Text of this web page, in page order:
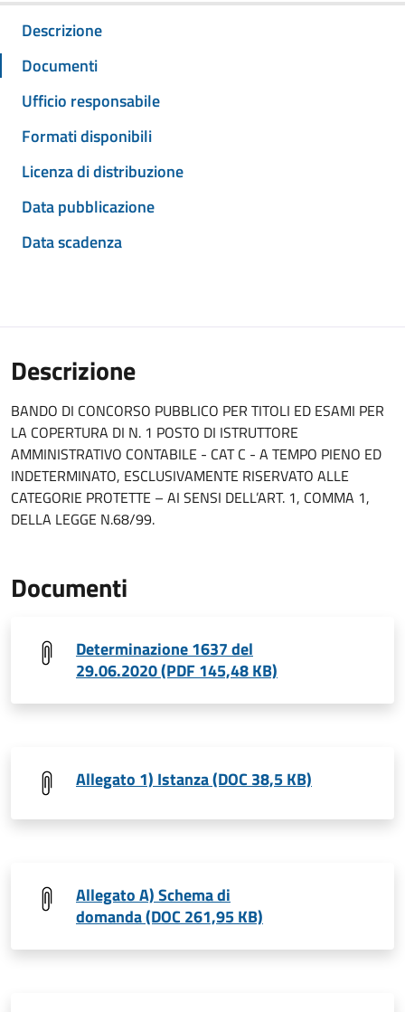
Descrizione
Documenti
Ufficio responsabile
Formati disponibili
Licenza di distribuzione
Data pubblicazione
Data scadenza
Descrizione
BANDO DI CONCORSO PUBBLICO PER TITOLI ED ESAMI PER
LA COPERTURA DI N. 1 POSTO DI ISTRUTTORE
AMMINISTRATIVO CONTABILE - CAT C - A TEMPO PIENO ED
INDETERMINATO, ESCLUSIVAMENTE RISERVATO ALLE
CATEGORIE PROTETTE – AI SENSI DELL’ART. 1, COMMA 1,
DELLA LEGGE N.68/99.
Documenti
Determinazione 1637 del
29.06.2020 (PDF 145,48 KB)
Allegato 1) Istanza (DOC 38,5 KB)
Allegato A) Schema di
domanda (DOC 261,95 KB)